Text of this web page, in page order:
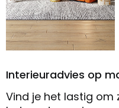
Interieuradvies op
Vind je het lastig om